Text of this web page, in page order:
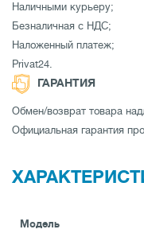
Наличными курьеру;
Безналичная с НДС;
Наложенный платеж;
Privat24.
ГАРАНТИЯ
Обмен/возврат товара
Официальная гарантия
Модель